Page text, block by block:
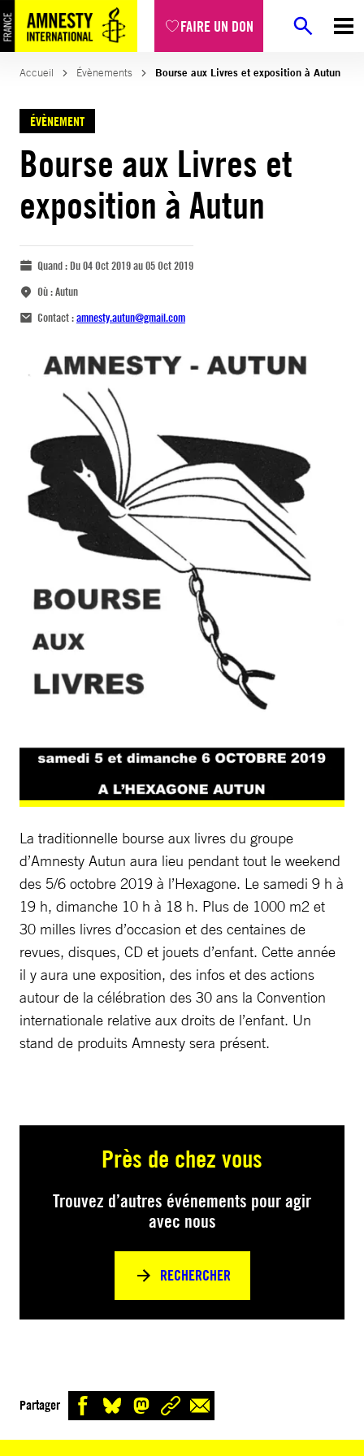
FAIRE UN DON
Accueil Évènements Bourse aux Livres et exposition à Autun
ÉVÈNEMENT
Bourse aux Livres et
exposition à Autun
Quand :Du 04 Oct 2019 au 05 Oct 2019
Où :Autun
Contact :amnesty.autun@gmail.com
La traditionnelle bourse aux livres du groupe
d’Amnesty Autun aura lieu pendant tout le weekend
des 5/6 octobre 2019 à l’Hexagone. Le samedi 9 h à
19 h, dimanche 10 h à 18 h. Plus de 1000 m2 et
30 milles livres d’occasion et des centaines de
revues, disques, CD et jouets d’enfant. Cette année
il y aura une exposition, des infos et des actions
autour de la célébration des 30 ans la Convention
internationale relative aux droits de l’enfant. Un
stand de produits Amnesty sera présent.
Près de chez vous
Trouvez d’autres événements pour agir
avec nous
RECHERCHER
Partager